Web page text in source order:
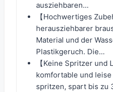
ausziehbaren...
【Hochwertiges
herausziehbarer
Material und der
Plastikgeruch. Die...
【Keine Spritzer und
komfortable und
spritzen, spart bis zu